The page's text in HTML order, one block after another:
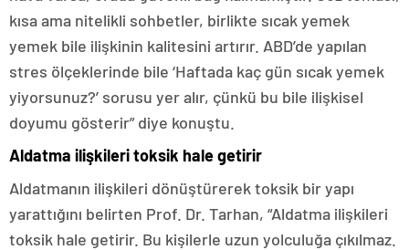
kısa ama nitelikli sohbetler, birlikte sıcak yemek
yemek bile ilişkinin kalitesini artırır. ABD’de yapılan
stres ölçeklerinde bile ‘Haftada kaç gün sıcak yemek
yiyorsunuz?’ sorusu yer alır, çünkü bu bile ilişkisel
doyumu gösterir” diye konuştu.
Aldatma ilişkileri toksik hale getirir
Aldatmanın ilişkileri dönüştürerek toksik bir yapı
yarattığını belirten Prof. Dr. Tarhan, “Aldatma ilişkileri
toksik hale getirir. Bu kişilerle uzun yolculuğa çıkılmaz.